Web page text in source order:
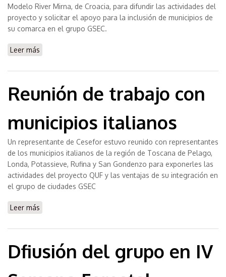
Modelo River Mirna, de Croacia, para difundir las actividades del
proyecto y solicitar el apoyo para la inclusión de municipios de
su comarca en el grupo GSEC.
Leer más
Reunión de trabajo con
municipios italianos
Un representante de Cesefor estuvo reunido con representantes
de los municipios italianos de la región de Toscana de Pelago,
Londa, Potassieve, Rufina y San Gondenzo para exponerles las
actividades del proyecto QUF y las ventajas de su integración en
el grupo de ciudades GSEC
Leer más
Dfiusión del grupo en IV